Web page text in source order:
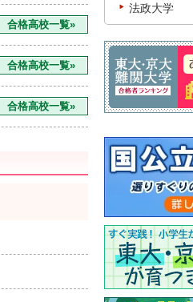
合格高校一覧»
合格高校一覧»
合格高校一覧»
法政大学